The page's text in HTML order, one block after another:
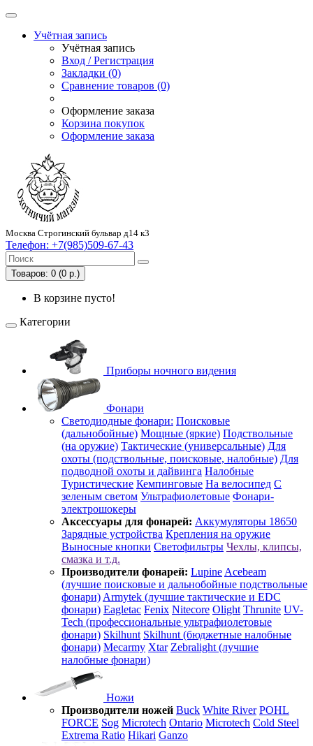
Учётная запись
Учётная запись
Вход / Регистрация
Закладки (0)
Сравнение товаров (0)
Оформление заказа
Корзина покупок
Оформление заказа
Москва Строгинский бульвар д14 к3
Телефон: +7(985)509-67-43
Товаров: 0 (0 р.)
В корзине пусто!
Категории
Приборы ночного видения
Фонари
Светодиодные фонари: Поисковые
(дальнобойные) Мощные (яркие) Подствольные
(на оружие) Тактические (универсальные) Для
охоты (подствольные, поисковые, налобные) Для
подводной охоты и дайвинга Налобные
Туристические Кемпинговые На велосипед С
зеленым светом Ультрафиолетовые Фонари-
электрошокеры
Аксессуары для фонарей: Аккумуляторы 18650
Зарядные устройства Крепления на оружие
Выносные кнопки Светофильтры Чехлы, клипсы,
смазка и т.д.
Производители фонарей: Lupine Acebeam
(лучшие поисковые и дальнобойные подствольные
фонари) Armytek (лучшие тактические и EDC
фонари) Eagletac Fenix Nitecore Olight Thrunite UV-
Tech (профессиональные ультрафиолетовые
фонари) Skilhunt Skilhunt (бюджетные налобные
фонари) Mecarmy Xtar Zebralight (лучшие
налобные фонари)
Ножи
Производители ножей Buck White River POHL
FORCE Sog Microtech Ontario Microtech Cold Steel
Extrema Ratio Hikari Ganzo